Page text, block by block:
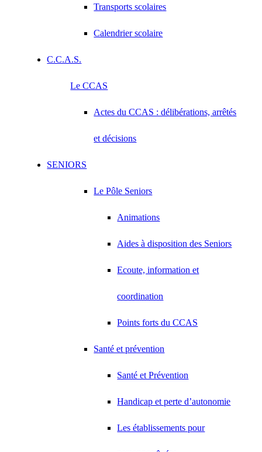
Transports scolaires
Calendrier scolaire
C.C.A.S.
Le CCAS
Actes du CCAS : délibérations, arrêtés
et décisions
SENIORS
Le Pôle Seniors
Animations
Aides à disposition des Seniors
Ecoute, information et
coordination
Points forts du CCAS
Santé et prévention
Santé et Prévention
Handicap et perte d’autonomie
Les établissements pour